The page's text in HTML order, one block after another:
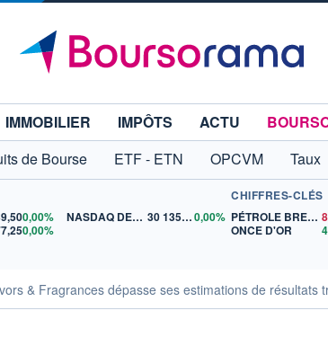
IMMOBILIER IMPÔTS ACTU
de Bourse ETF - ETN OPCVM Taux
0,00%
0,00%
NASDAQ DEC26 30 135,000,00%
CHIFFRES-CLÉS
PÉTROLE BRENT
ONCE D'OR
& Fragrances dépasse ses estimations de